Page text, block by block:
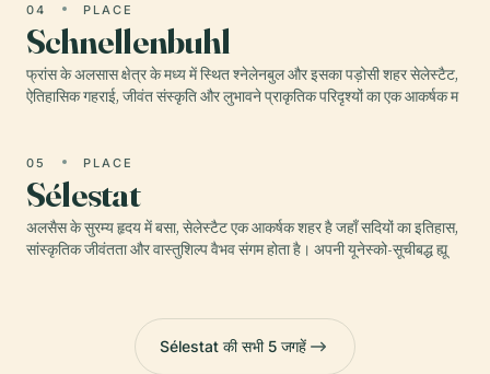
04 PLACE
Schnellenbuhl
फ्रांस के अलसास क्षेत्र के मध्य में स्थित श्नेलेनबुल और इसका पड़ोसी शहर सेलेस्टैट,
ऐतिहासिक गहराई, जीवंत संस्कृति और लुभावने प्राकृतिक परिदृश्यों का एक आकर्षक म
05 PLACE
Sélestat
अलसैस के सुरम्य हृदय में बसा, सेलेस्टैट एक आकर्षक शहर है जहाँ सदियों का इतिहास,
सांस्कृतिक जीवंतता और वास्तुशिल्प वैभव संगम होता है। अपनी यूनेस्को-सूचीबद्ध ह्यू
Sélestat की सभी 5 जगहें